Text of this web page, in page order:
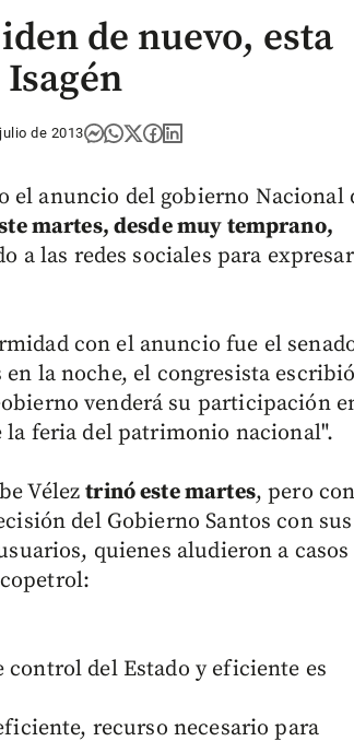
de nuevo, esta
de 2013
el anuncio del gobierno Nacional
martes, desde muy temprano,
a las redes sociales para expresar
con el anuncio fue el
en la noche, el congresista
venderá su participación
la feria del patrimonio nacional".
Véleztrinó este martes, pero con
del Gobierno Santos con sus
quienes aludieron a casos
control del Estado y eficiente es
recurso necesario para